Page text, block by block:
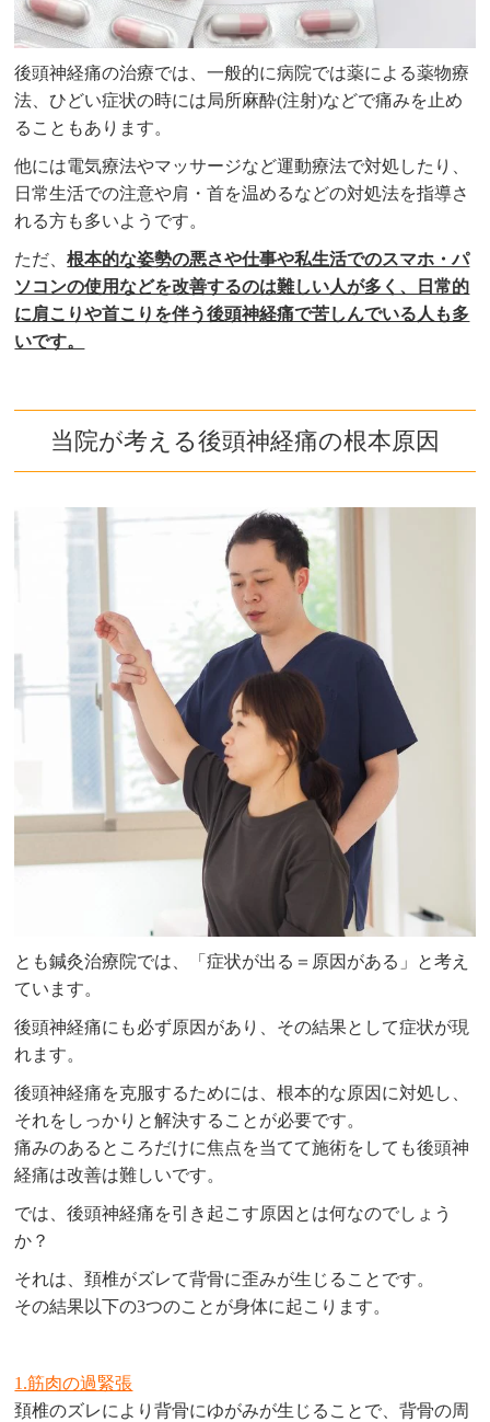
後頭神経痛の治療では、一般的に病院では薬による薬物療
法、ひどい症状の時には局所麻酔(注射)などで痛みを止め
ることもあります。
他には電気療法やマッサージなど運動療法で対処したり、
日常生活での注意や肩・首を温めるなどの対処法を指導さ
れる方も多いようです。
ただ、根本的な姿勢の悪さや仕事や私生活でのスマホ・パ
ソコンの使用などを改善するのは難しい人が多く、日常的
に肩こりや首こりを伴う後頭神経痛で苦しんでいる人も多
いです。
当院が考える後頭神経痛の根本原因
とも鍼灸治療院では、「症状が出る＝原因がある」と考え
ています。
後頭神経痛にも必ず原因があり、その結果として症状が現
れます。
後頭神経痛を克服するためには、根本的な原因に対処し、
それをしっかりと解決することが必要です。
痛みのあるところだけに焦点を当てて施術をしても後頭神
経痛は改善は難しいです。
では、後頭神経痛を引き起こす原因とは何なのでしょう
か？
それは、頚椎がズレて背骨に歪みが生じることです。
その結果以下の3つのことが身体に起こります。
1.筋肉の過緊張
頚椎のズレにより背骨にゆがみが生じることで、背骨の周